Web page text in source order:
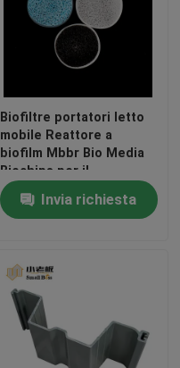
Biofiltre portatori letto
mobile Reattore a
biofilm Mbbr Bio Media
Biochips per il
trattamento dell'acqua
Invia richiesta